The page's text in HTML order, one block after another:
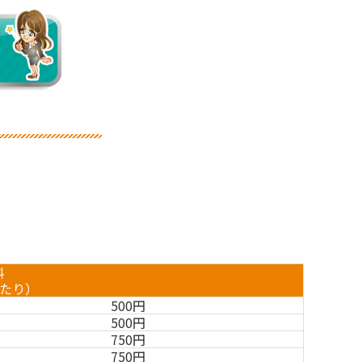
り）
500円
500円
750円
750円